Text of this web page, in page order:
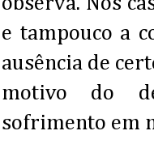
e tampouco a
ausência de
motivo do
sofrimento em